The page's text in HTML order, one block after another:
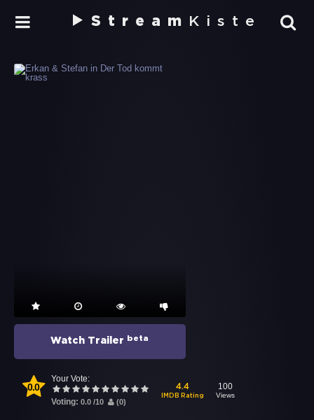
Stream Kiste
Watch Trailer beta
0.0
Your Vote:
Voting: 0.0 /10 (0)
4.4
IMDB Rating
100
Views